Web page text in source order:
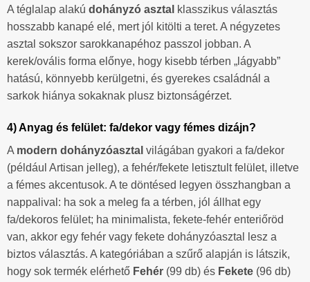
A téglalap alakú dohányzó asztal klasszikus választás
hosszabb kanapé elé, mert jól kitölti a teret. A négyzetes
asztal sokszor sarokkanapéhoz passzol jobban. A
kerek/ovális forma előnye, hogy kisebb térben „lágyabb”
hatású, könnyebb kerülgetni, és gyerekes családnál a
sarkok hiánya sokaknak plusz biztonságérzet.
4) Anyag és felület: fa/dekor vagy fémes dizájn?
A modern dohányzóasztal világában gyakori a fa/dekor
(például Artisan jelleg), a fehér/fekete letisztult felület, illetve
a fémes akcentusok. A te döntésed legyen összhangban a
nappalival: ha sok a meleg fa a térben, jól állhat egy
fa/dekoros felület; ha minimalista, fekete-fehér enteriőröd
van, akkor egy fehér vagy fekete dohányzóasztal lesz a
biztos választás. A kategóriában a szűrő alapján is látszik,
hogy sok termék elérhető Fehér (99 db) és Fekete (96 db)